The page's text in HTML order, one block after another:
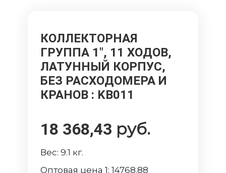
КОЛЛЕКТОРНАЯ
ГРУППА 1", 11 ХОДОВ,
ЛАТУННЫЙ КОРПУС,
БЕЗ РАСХОДОМЕРА И
КРАНОВ : KB011
18 368,43 руб.
Вес:9.1 кг.
Оптовая цена 1:14768.88